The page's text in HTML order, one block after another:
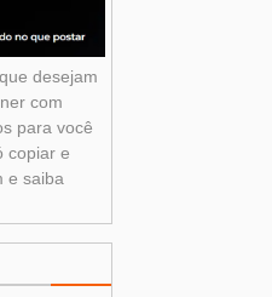
desejam
com
para você
copiar e
e saiba